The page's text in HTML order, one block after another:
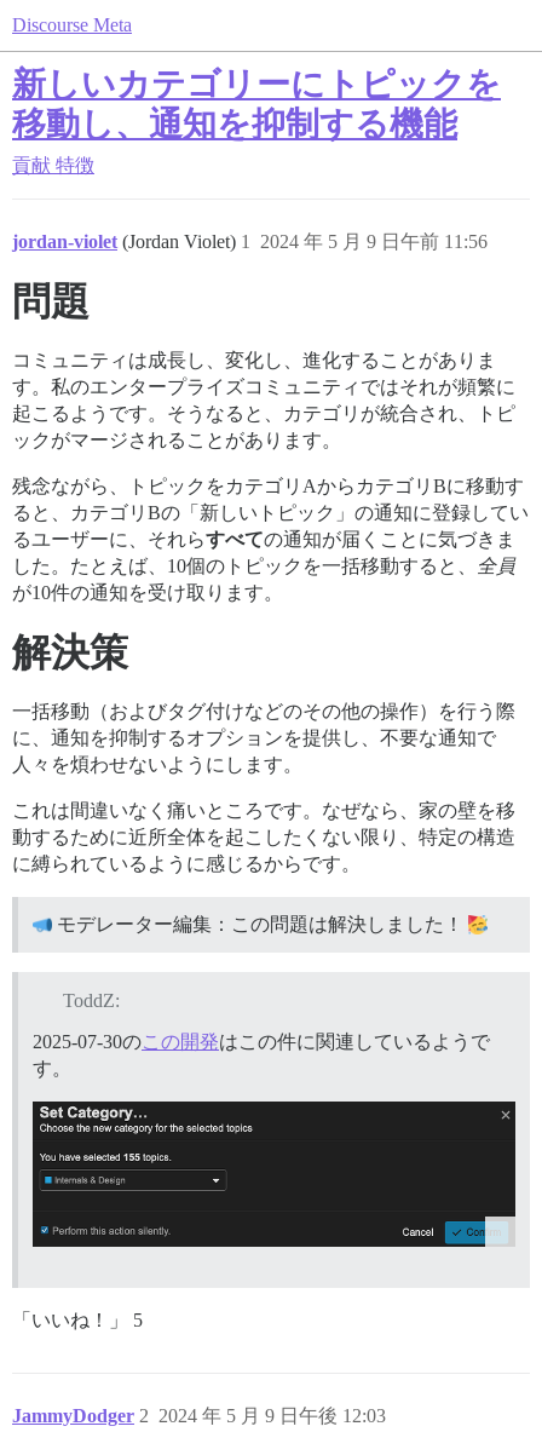
Discourse Meta
新しいカテゴリーにトピックを
移動し、通知を抑制する機能
貢献 特徴
jordan-violet (Jordan Violet) 2024 年 5 月 9 日午前 11:56
1
問題
コミュニティは成長し、変化し、進化することがありま
す。私のエンタープライズコミュニティではそれが頻繁に
起こるようです。そうなると、カテゴリが統合され、トピ
ックがマージされることがあります。
残念ながら、トピックをカテゴリAからカテゴリBに移動す
ると、カテゴリBの「新しいトピック」の通知に登録してい
るユーザーに、それらすべての通知が届くことに気づきま
した。たとえば、10個のトピックを一括移動すると、
全員
が10件の通知を受け取ります。
解決策
一括移動（およびタグ付けなどのその他の操作）を行う際
に、通知を抑制するオプションを提供し、不要な通知で
人々を煩わせないようにします。
これは間違いなく痛いところです。なぜなら、家の壁を移
動するために近所全体を起こしたくない限り、特定の構造
に縛られているように感じるからです。
モデレーター編集：この問題は解決しました！
ToddZ:
2025-07-30のこの開発はこの件に関連しているようで
す。
「いいね！」 5
JammyDodger 2024 年 5 月 9 日午後 12:03
2